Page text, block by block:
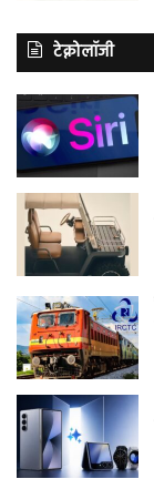
टेक्नोलॉजी